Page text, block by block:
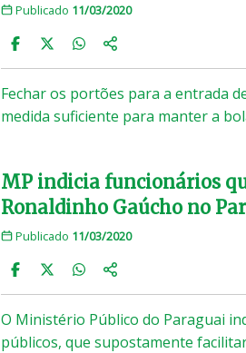
Publicado 11/03/2020
Fechar os portões para a entrada
medida suficiente para manter a
MP indicia funcionários
Ronaldinho Gaúcho no
Publicado 11/03/2020
O Ministério Público do Paraguai
públicos, que supostamente